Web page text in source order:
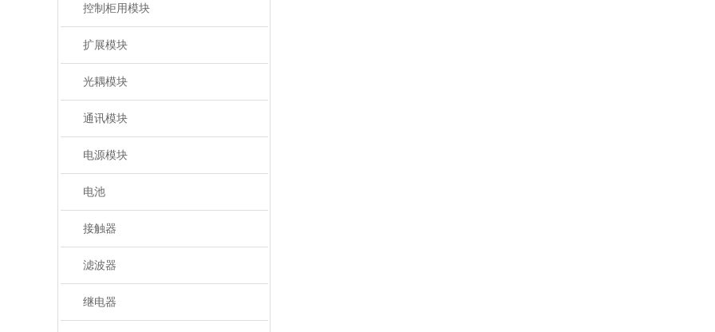
控制柜用模块
扩展模块
光耦模块
通讯模块
电源模块
电池
接触器
滤波器
继电器